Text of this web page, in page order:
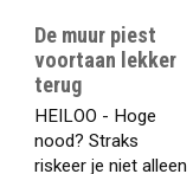
De muur piest
voortaan lekker
terug
HEILOO - Hoge
nood? Straks
riskeer je niet alleen